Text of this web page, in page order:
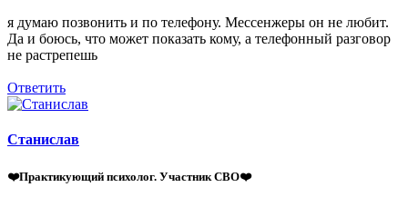
я думаю позвонить и по телефону. Мессенжеры он не любит.
Да и боюсь, что может показать кому, а телефонный разговор
не растрепешь
Ответить
Станислав
❤️Практикующий психолог. Участник СВО❤️